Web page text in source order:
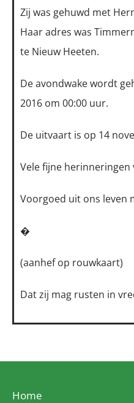
Zij was gehuwd met
Haar adres was
te Nieuw Heeten.
De avondwake wordt
2016 om 00:00 uur.
De uitvaart is op 14
Vele fijne
Voorgoed uit ons leven
�
(aanhef op rouwkaart)
Dat zij mag rusten in
Home